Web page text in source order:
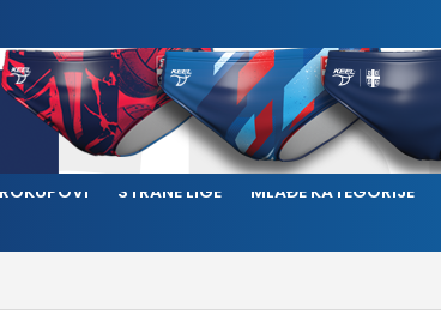
STRANE LIGE MLAĐE KATEGORIJE